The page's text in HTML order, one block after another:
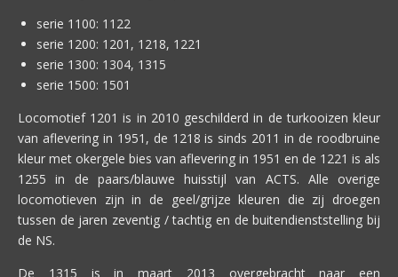
serie 1100: 1122
serie 1200: 1201, 1218, 1221
serie 1300: 1304, 1315
serie 1500: 1501
Locomotief 1201 is in 2010 geschilderd in de turkooizen kleur
van aflevering in 1951, de 1218 is sinds 2011 in de roodbruine
kleur met okergele bies van aflevering in 1951 en de 1221 is als
1255 in de paars/blauwe huisstijl van ACTS. Alle overige
locomotieven zijn in de geel/grijze kleuren die zij droegen
tussen de jaren zeventig / tachtig en de buitendienststelling bij
de NS.
De 1315 is in maart 2013 overgebracht naar een